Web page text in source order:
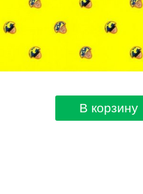
В корзину